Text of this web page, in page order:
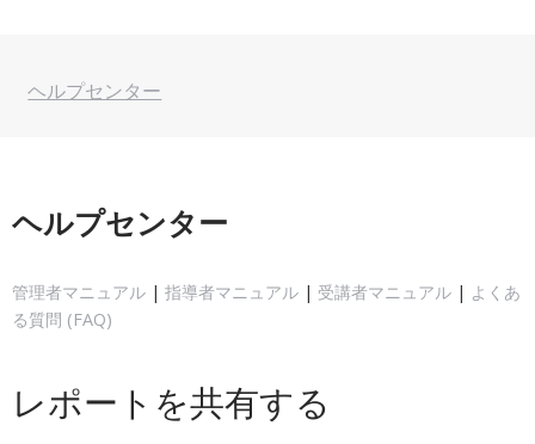
ヘルプセンター
ヘルプセンター
管理者マニュアル | 指導者マニュアル | 受講者マニュアル | よくあ
る質問 (FAQ)
レポートを共有する